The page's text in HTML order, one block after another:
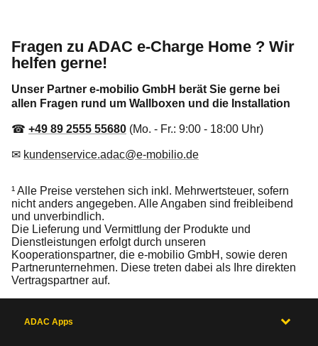
Fragen zu ADAC e-Charge Home ? Wir
helfen gerne!
Unser Partner e-mobilio GmbH berät Sie gerne bei
allen Fragen rund um Wallboxen und die Installation
☎ +49 89 2555 55680 (Mo. - Fr.: 9:00 - 18:00 Uhr)
✉ kundenservice.adac@e-mobilio.de
¹ Alle Preise verstehen sich inkl. Mehrwertsteuer, sofern
nicht anders angegeben. Alle Angaben sind freibleibend
und unverbindlich.
Die Lieferung und Vermittlung der Produkte und
Dienstleistungen erfolgt durch unseren
Kooperationspartner, die e-mobilio GmbH, sowie deren
Partnerunternehmen. Diese treten dabei als Ihre direkten
Vertragspartner auf.
ADAC Apps